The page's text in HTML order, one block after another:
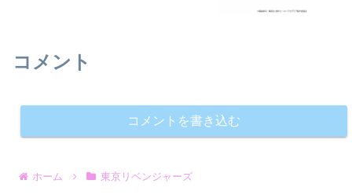
コメント
コメントを書き込む
ホーム 東京リベンジャーズ